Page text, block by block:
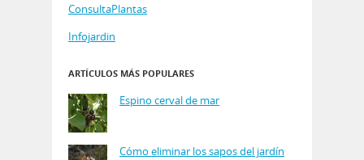
ConsultaPlantas
Infojardin
ARTÍCULOS MÁS POPULARES
Espino cerval de mar
Cómo eliminar los sapos del jardín